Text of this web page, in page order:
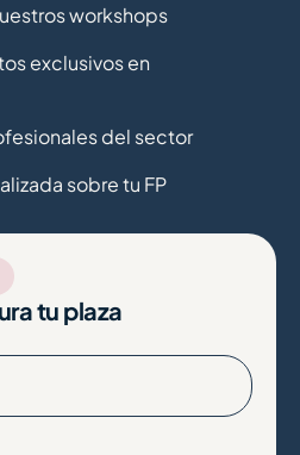
workshops
exclusivos en
del sector
sobre tu FP
tu plaza